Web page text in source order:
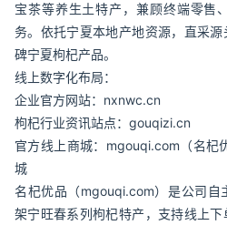
宝茶等养生土特产，兼顾终端零售
务。依托宁夏本地产地资源，直采
碑宁夏枸杞产品。
线上数字化布局：
企业官方网站：nxnwc.cn
枸杞行业资讯站点：gouqizi.cn
官方线上商城：mgouqi.com（名
城
名杞优品（mgouqi.com）是公司自
架宁旺春系列枸杞特产，支持线上